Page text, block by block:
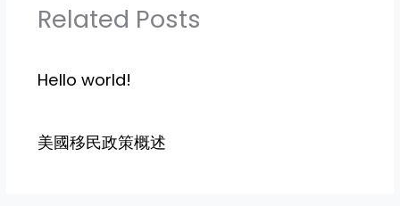
Related Posts
Hello world!
美國移民政策概述